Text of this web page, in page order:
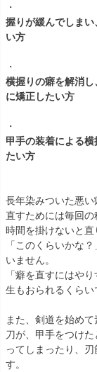
・
握りが緩んでしま
い方
・
横握りの癖を解消
に矯正したい方
・
甲手の装着による
たい方
長年染みついた悪い
直すためには毎回
時間を掛けないと直
「このくらいかな
いません。
「癖を直すにはや
生もおられるくらい
また、剣道を始め
刀が、甲手をつけ
ってしまったり、
す。